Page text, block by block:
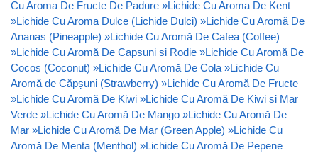
Cu Aroma De Fructe De Padure »Lichide Cu Aroma De Kent
»Lichide Cu Aroma Dulce (Lichide Dulci) »Lichide Cu Aromă De
Ananas (Pineapple) »Lichide Cu Aromă De Cafea (Coffee)
»Lichide Cu Aromă De Capsuni si Rodie »Lichide Cu Aromă De
Cocos (Coconut) »Lichide Cu Aromă De Cola »Lichide Cu
Aromă de Căpșuni (Strawberry) »Lichide Cu Aromă De Fructe
»Lichide Cu Aromă De Kiwi »Lichide Cu Aromă De Kiwi si Mar
Verde »Lichide Cu Aromă De Mango »Lichide Cu Aromă De
Mar »Lichide Cu Aromă De Mar (Green Apple) »Lichide Cu
Aromă De Menta (Menthol) »Lichide Cu Aromă De Pepene